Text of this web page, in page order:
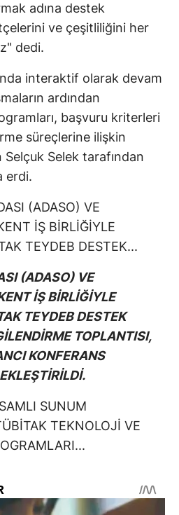
adına destek
ve çeşitliliğini her
dedi.
interaktif olarak devam
ardından
başvuru kriterleri
süreçlerine ilişkin
Selçuk Selek tarafından
erdi.
(ADASO) VE
İŞ BİRLİĞİYLE
TEYDEB DESTEK
TOPLANTISI,
KONFERANS